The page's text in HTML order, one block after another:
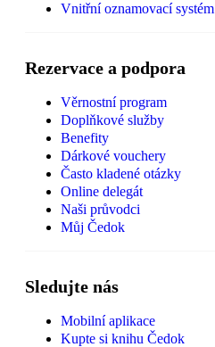
Vnitřní oznamovací systém
Rezervace a podpora
Věrnostní program
Doplňkové služby
Benefity
Dárkové vouchery
Často kladené otázky
Online delegát
Naši průvodci
Můj Čedok
Sledujte nás
Mobilní aplikace
Kupte si knihu Čedok